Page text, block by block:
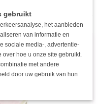
in te bewaren!
gebruikt
het aanbieden
van informatie en
sociale media-, advertentie-
hoe u onze site gebruikt.
met andere
door uw gebruik van hun